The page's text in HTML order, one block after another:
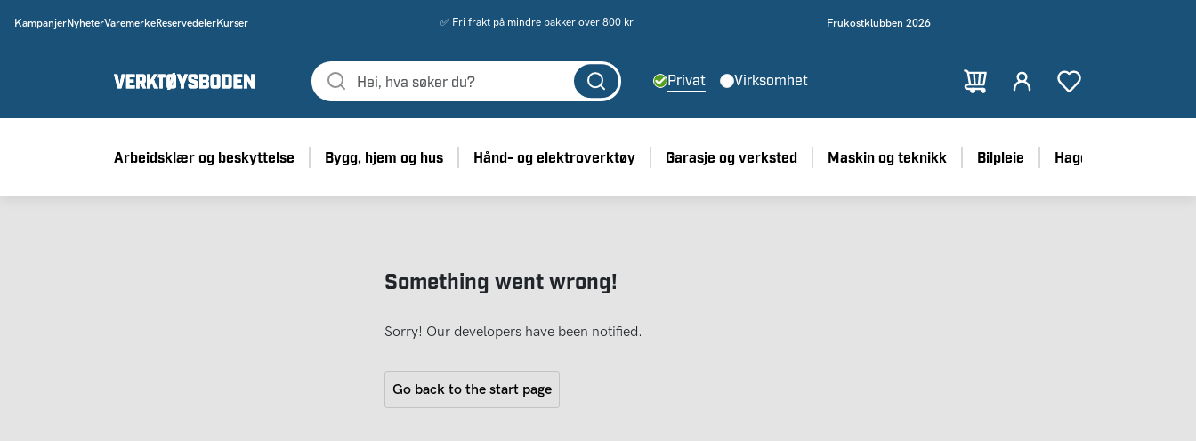
KampanjerNyheterVaremerkeReservedelerKurser ✅ Fri frakt på mindre pakker over 800 kr Frukostklubben 2026
Privat Virksomhet
Arbeidsklær og beskyttelse Bygg, hjem og hus Hånd- og elektroverktøy Garasje og verksted Maskin og teknikk Bilpleie Hage
Something went wrong!
Sorry! Our developers have been notified.
Go back to the start page